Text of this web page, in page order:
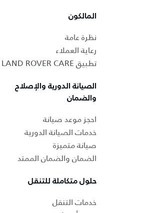
المالكون
نظرة عامة
رعاية العملاء
تطبيق LAND ROVER CARE
الصيانة الدورية والإصلاح
والضمان
احجز موعد صيانة
خدمات الصيانة الدورية
صيانة متميزة
الضمان والضمان الممتد
حلول متكاملة للتنقل
خدمات التنقل